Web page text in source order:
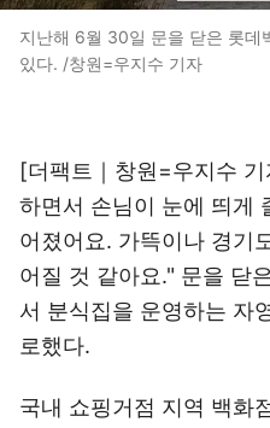
지난해 6월 30일 문을 닫은 롯데
있다. /창원=우지수 기자
[더팩트｜창원=우지수
하면서 손님이 눈에 띄게
어졌어요. 가뜩이나 경기
어질 것 같아요." 문을 닫
서 분식집을 운영하는 자
로했다.
국내 쇼핑거점 지역 백화